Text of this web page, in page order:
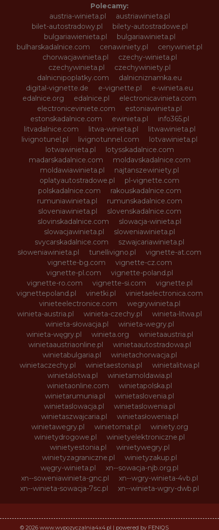
Polecamy:
austria-winieta.pl
austriawinieta.pl
bilet-autostradowy.pl
bilety-autostradowe.pl
bulgariawienieta.pl
bulgariawinieta.pl
bulharskadalnice.com
cenawiniety.pl
cenywiniet.pl
chorwacjawinieta.pl
czechy-winieta.pl
czechywinieta.pl
czechywiniety.pl
dalnicnipoplatky.com
dalnicniznamka.eu
digital-vignette.de
e-vignette.pl
e-winieta.eu
edalnice.org
edalnice.pl
electronicavinieta.com
electroniceviniete.com
estoniawinieta.pl
estonskadalnice.com
ewinieta.pl
info365.pl
litvadalnice.com
litwa-winieta.pl
litwawinieta.pl
livignotunel.pl
livignotunnel.com
lotvawinieta.pl
lotwawinieta.pl
lotysskadalnice.com
madarskadalnice.com
moldavskadalnice.com
moldawiawinieta.pl
najtanszewiniety.pl
oplatyautostradowe.pl
pl-vignette.com
polskadalnice.com
rakouskadalnice.com
rumuniawinieta.pl
rumunskadalnice.com
sloveniawinieta.pl
slovenskadalnice.com
slovinskadalnice.com
slowacja-winieta.pl
slowacjawinieta.pl
sloweniawinieta.pl
svycarskadalnice.com
szwajcariawinieta.pl
słoweniawinieta.pl
tunellivigno.pl
vignette-at.com
vignette-bg.com
vignette-cz.com
vignette-pl.com
vignette-poland.pl
vignette-ro.com
vignette-si.com
vignette.pl
vignettepoland.pl
vinetki.pl
vinietaelectronica.com
vinieteelectronice.com
wegrywinieta.pl
winieta-austria.pl
winieta-czechy.pl
winieta-litwa.pl
winieta-słowacja.pl
winieta-wegry.pl
winieta-węgry.pl
winieta.org
winietaaustria.pl
winietaaustriaonline.pl
winietaautostradowa.pl
winietabulgaria.pl
winietachorwacja.pl
winietaczechy.pl
winietaestonia.pl
winietalitwa.pl
winietalotwa.pl
winietamoldawia.pl
winietaonline.com
winietapolska.pl
winietarumunia.pl
winietaslovenia.pl
winietaslowacja.pl
winietaslowenia.pl
winietaszwajcaria.pl
winietasłowenia.pl
winietawegry.pl
winietomat.pl
winiety.org
winietydrogowe.pl
winietyelektroniczne.pl
winietyestonia.pl
winietywegry.pl
winietyzagraniczne.pl
winietyzakup.pl
węgry-winieta.pl
xn--sowacja-njb.org.pl
xn--soweniawinieta-gnc.pl
xn--wgry-winieta-4vb.pl
xn--winieta-sowacja-7sc.pl
xn--winieta-wgry-dwb.pl
© 2026 www.wypozyczalnia4x4.pl | powered by FENIQS